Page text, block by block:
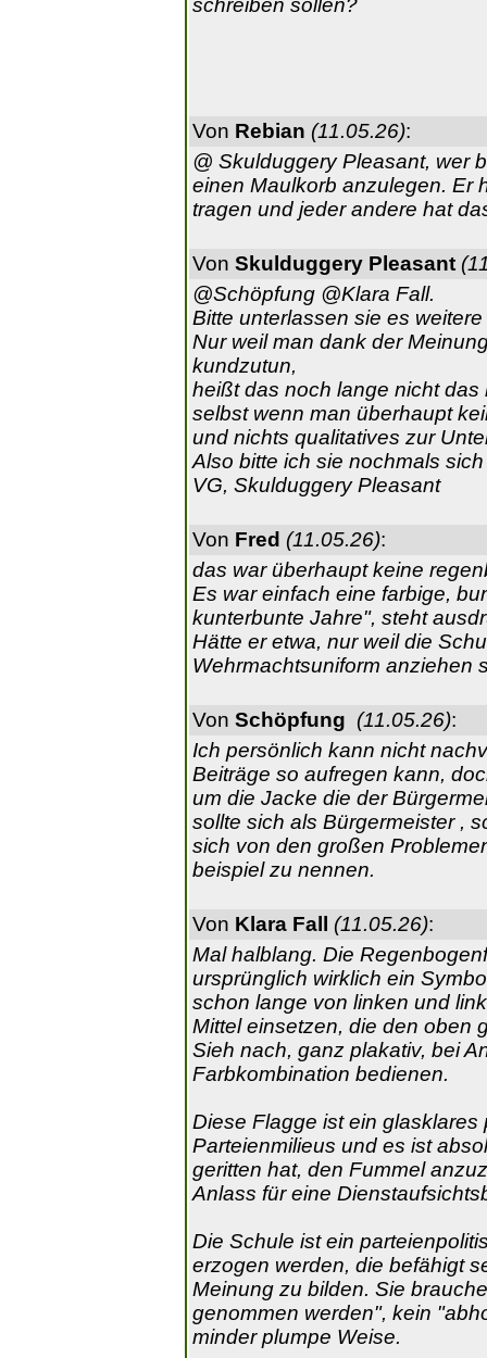
schreiben sollen?
Von Rebian (11.05.26):
@ Skulduggery Pleasant, wer
einen Maulkorb anzulegen. Er
tragen und jeder andere hat
Von Skulduggery Pleasant
@Schöpfung @Klara Fall.
Bitte unterlassen sie es
Nur weil man dank der
kundzutun,
heißt das noch lange nicht
selbst wenn man überhaupt
und nichts qualitatives zur
Also bitte ich sie nochmals
VG, Skulduggery Pleasant
Von Fred (11.05.26):
das war überhaupt keine
Es war einfach eine farbige,
kunterbunte Jahre", steht
Hätte er etwa, nur weil die
Wehrmachtsuniform anziehen
Von Schöpfung (11.05.26):
Ich persönlich kann nicht
Beiträge so aufregen kann,
um die Jacke die der
sollte sich als Bürgermeister ,
sich von den großen
beispiel zu nennen.
Von Klara Fall (11.05.26):
Mal halblang. Die
ursprünglich wirklich ein
schon lange von linken und
Mittel einsetzen, die den oben
Sieh nach, ganz plakativ, bei
Farbkombination bedienen.
Diese Flagge ist ein
Parteienmilieus und es ist
geritten hat, den Fummel
Anlass für eine
Die Schule ist ein
erzogen werden, die befähigt
Meinung zu bilden. Sie
genommen werden", kein
minder plumpe Weise.